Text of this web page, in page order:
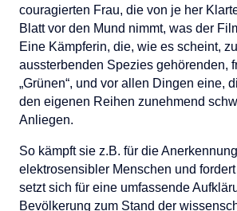
couragierten Frau, die von je her
Blatt vor den Mund nimmt, was der
Eine Kämpferin, die, wie es scheint,
aussterbenden Spezies gehörenden,
„Grünen“, und vor allen Dingen eine,
den eigenen Reihen zunehmend
Anliegen.
So kämpft sie z.B. für die
elektrosensibler Menschen und
setzt sich für eine umfassende
Bevölkerung zum Stand der